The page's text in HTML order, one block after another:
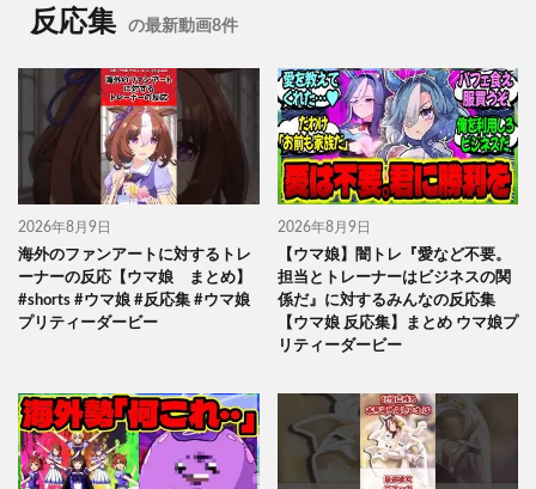
反応集 の最新動画8件
2026年8月9日
海外のファンアートに対するトレ
ーナーの反応【ウマ娘 まとめ】
#shorts #ウマ娘 #反応集 #ウマ娘
プリティーダービー
2026年8月9日
【ウマ娘】闇トレ『愛など不要。
担当とトレーナーはビジネスの関
係だ』に対するみんなの反応集
【ウマ娘 反応集】まとめ ウマ娘プ
リティーダービー